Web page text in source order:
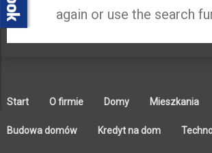
again or use the search
Start O firmie Domy Mieszkania
Budowa domów Kredyt na dom